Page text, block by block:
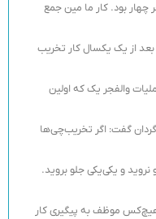
چهار بود. کار ما مین جمع
بعد از یک یکسال کار تخریب
والفجر یک که اولین
گفت: اگر تخریب‌چی‌ها
و یکی‌یکی جلو بروید.
موظف به پیگیری کار